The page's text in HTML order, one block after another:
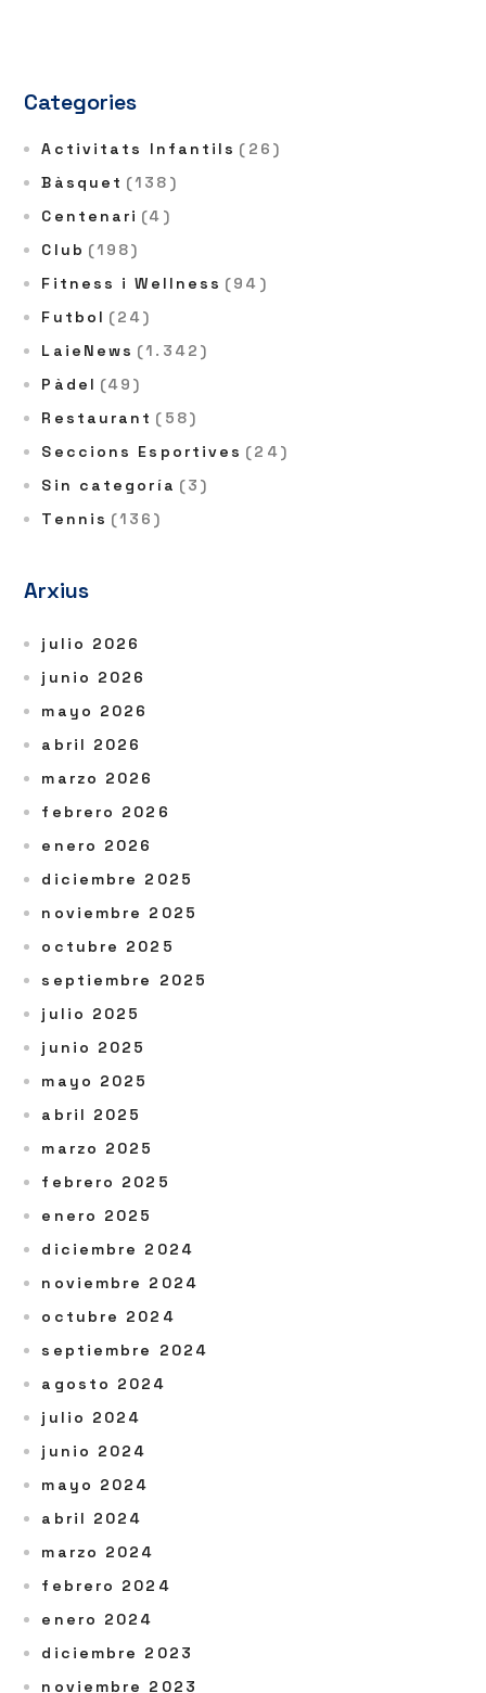
Categories
Activitats Infantils (26)
Bàsquet (138)
Centenari (4)
Club (198)
Fitness i Wellness (94)
Futbol (24)
LaieNews (1.342)
Pàdel (49)
Restaurant (58)
Seccions Esportives (24)
Sin categoría (3)
Tennis (136)
Arxius
julio 2026
junio 2026
mayo 2026
abril 2026
marzo 2026
febrero 2026
enero 2026
diciembre 2025
noviembre 2025
octubre 2025
septiembre 2025
julio 2025
junio 2025
mayo 2025
abril 2025
marzo 2025
febrero 2025
enero 2025
diciembre 2024
noviembre 2024
octubre 2024
septiembre 2024
agosto 2024
julio 2024
junio 2024
mayo 2024
abril 2024
marzo 2024
febrero 2024
enero 2024
diciembre 2023
noviembre 2023